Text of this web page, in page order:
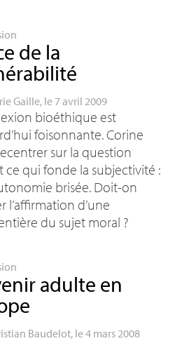
de la
Gaille, le 7 avril 2009
bioéthique est
foisonnante. Corine
sur la question
qui fonde la subjectivité :
brisée. Doit-on
d’une
du sujet moral ?
adulte en
Baudelot, le 4 mars 2008